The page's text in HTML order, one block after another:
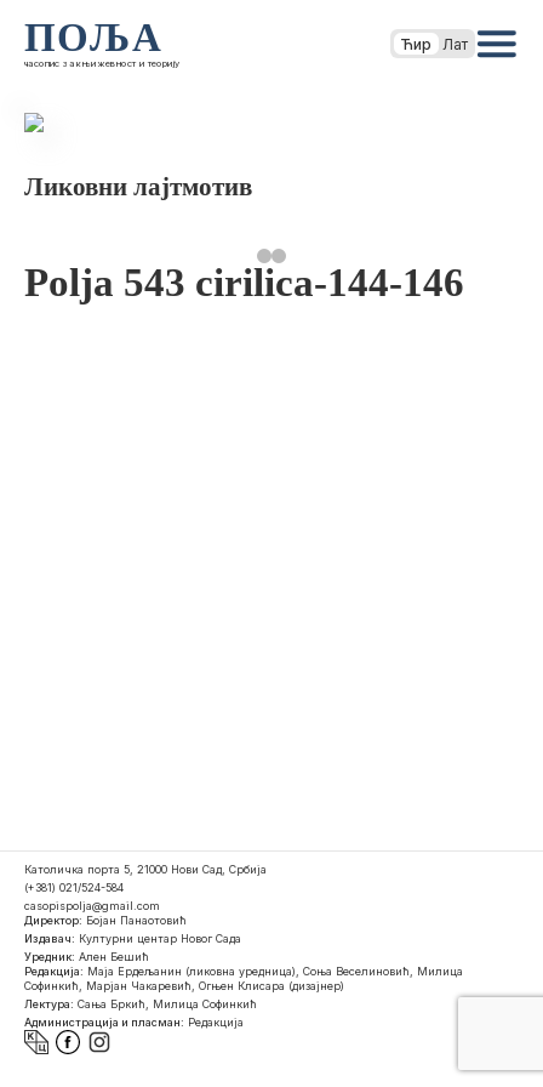
ПОЉА
часопис за књижевност и теорију
Ћир Лат
Ликовни лајтмотив
Polja 543 cirilica-144-146
Католичка порта 5, 21000 Нови Сад, Србија
(+381) 021/524-584
casopispolja@gmail.com
Директор: Бојан Панаотовић
Издавач: Културни центар Новог Сада
Уредник: Ален Бешић
Редакција: Маја Ердељанин (ликовна уредница), Соња Веселиновић, Милица
Софинкић, Марјан Чакаревић, Огњен Клисара (дизајнер)
Лектура: Сања Бркић, Милица Софинкић
Администрација и пласман: Редакција